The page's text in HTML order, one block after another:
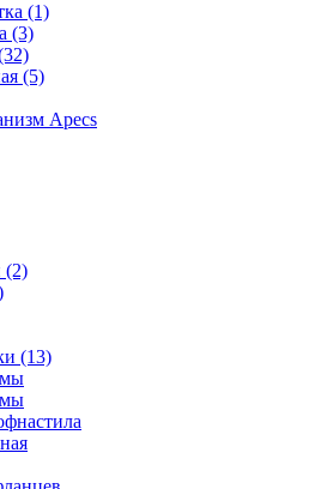
(1)
(3)
(5)
Apecs
(2)
(13)